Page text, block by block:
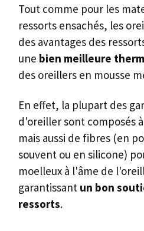
Tout comme pour les
ressorts ensachés, les
des avantages des
une bien meilleure
des oreillers en mousse
En effet, la plupart des
d'oreiller sont composés
mais aussi de fibres (en
souvent ou en silicone)
moelleux à l'âme de
garantissant un bon
ressorts.